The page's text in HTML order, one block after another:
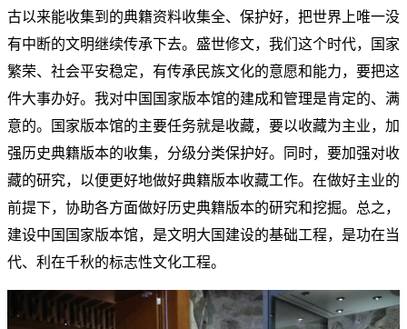
古以来能收集到的典籍资料收集全、保护好，把世界上唯一没
有中断的文明继续传承下去。盛世修文，我们这个时代，国家
繁荣、社会平安稳定，有传承民族文化的意愿和能力，要把这
件大事办好。我对中国国家版本馆的建成和管理是肯定的、满
意的。国家版本馆的主要任务就是收藏，要以收藏为主业，加
强历史典籍版本的收集，分级分类保护好。同时，要加强对收
藏的研究，以便更好地做好典籍版本收藏工作。在做好主业的
前提下，协助各方面做好历史典籍版本的研究和挖掘。总之，
建设中国国家版本馆，是文明大国建设的基础工程，是功在当
代、利在千秋的标志性文化工程。